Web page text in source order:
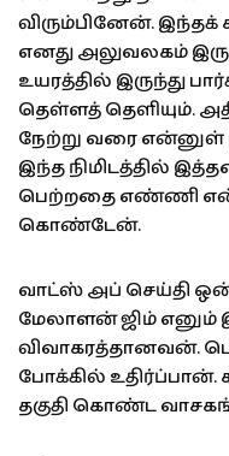
விரும்பினேன். இந்தக்
எனது அலுவலகம்
உயரத்தில் இருந்து
தெள்ளத் தெளியும்.
நேற்று வரை
இந்த நிமிடத்தில்
பெற்றதை எண்ணி
கொண்டேன்.
வாட்ஸ் அப் செய்தி
மேலாளன் ஜிம்
விவாகரத்தானவன்.
போக்கில்
தகுதி கொண்ட